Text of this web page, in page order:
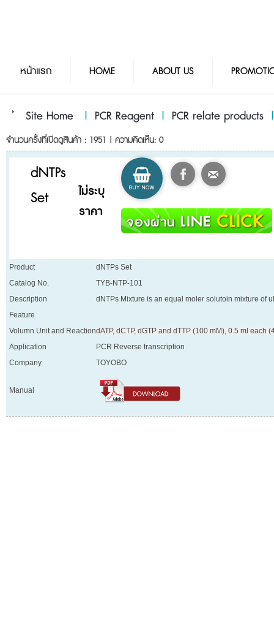
หน้าแรก HOME ABOUT US
Site Home | PCR Reagent | PCR relate products
จำนวนครั้งที่เปิดดูสินค้า : 1951 | ความคิดเห็น: 0
dNTPs
Set
ไม่ระบุ
ราคา
Product
dNTPs Set
Catalog No.
TYB-NTP-101
Description
dNTPs Mixture is an equal moler solutoin mixture of
Feature
Volumn Unit and Reaction
Application
PCR Reverse transcription
Company
TOYOBO
Manual